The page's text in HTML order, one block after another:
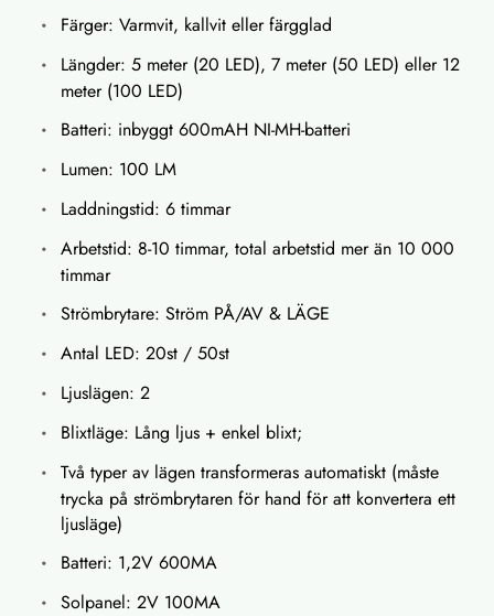
Färger: Varmvit, kallvit eller färgglad
Längder: 5 meter (20 LED), 7 meter (50 LED) eller 12
meter (100 LED)
Batteri: inbyggt 600mAH NI-MH-batteri
Lumen: 100 LM
Laddningstid: 6 timmar
Arbetstid: 8-10 timmar, total arbetstid mer än 10 000
timmar
Strömbrytare: Ström PÅ/AV & LÄGE
Antal LED: 20st / 50st
Ljuslägen: 2
Blixtläge: Lång ljus + enkel blixt;
Två typer av lägen transformeras automatiskt (måste
trycka på strömbrytaren för hand för att konvertera ett
ljusläge)
Batteri: 1,2V 600MA
Solpanel: 2V 100MA